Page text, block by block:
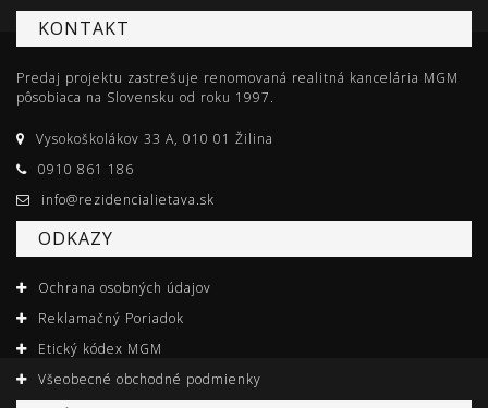
KONTAKT
Predaj projektu zastrešuje renomovaná realitná kancelária MGM
pôsobiaca na Slovensku od roku 1997.
Vysokoškolákov 33 A, 010 01 Žilina
0910 861 186
info@rezidencialietava.sk
ODKAZY
Ochrana osobných údajov
Reklamačný Poriadok
Etický kódex MGM
Všeobecné obchodné podmienky